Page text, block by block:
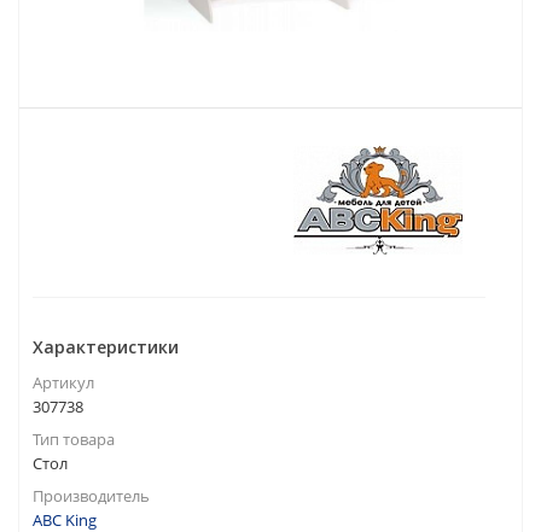
Характеристики
Артикул
307738
Тип товара
Стол
Производитель
ABC King